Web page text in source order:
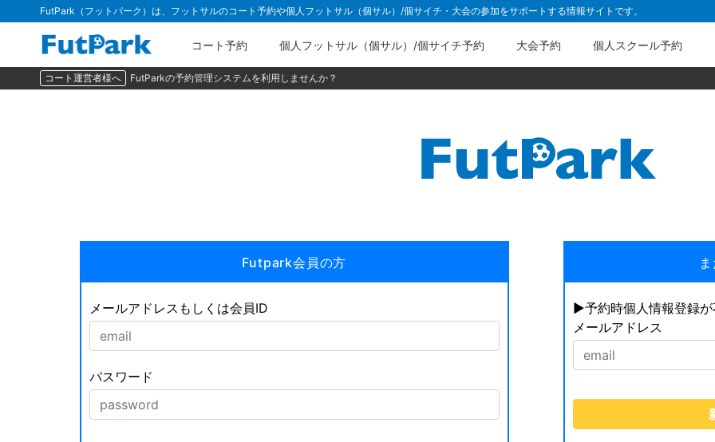
FutPark（フットパーク）は、フットサルのコート予約や個人フットサル（個サル）/個サイチ・大会の参加をサポートする情報サイトです。
コート予約 個人フットサル（個サル）/個サイチ予約 大会予約 個人スクール予約
コート運営者様へ FutParkの予約管理システムを利用しませんか？
Futpark会員の方
メールアドレスもしくは会員ID
パスワード
▶︎予約時個人情報登録
メールアドレス